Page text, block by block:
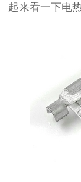
起来看一下电